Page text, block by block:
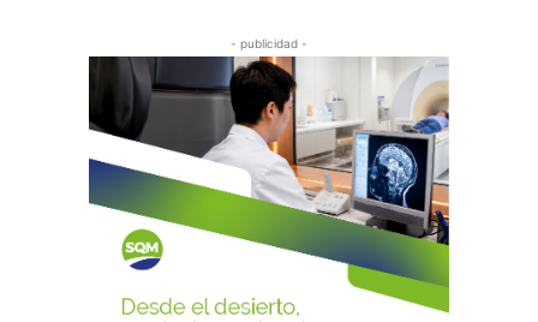
- publicidad -